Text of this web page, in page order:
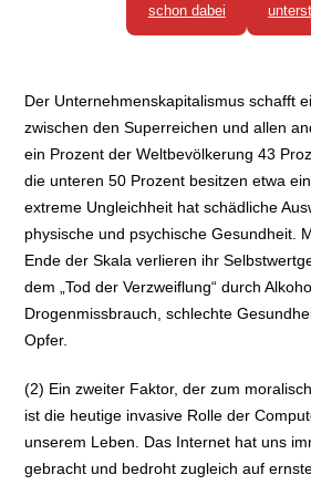
schon dabei
Der Unternehmenskapitalismus schafft
zwischen den Superreichen und allen
ein Prozent der Weltbevölkerung 43
die unteren 50 Prozent besitzen etwa
extreme Ungleichheit hat schädliche
physische und psychische Gesundheit.
Ende der Skala verlieren ihr
dem „Tod der Verzweiflung“ durch
Drogenmissbrauch, schlechte
Opfer.
(2) Ein zweiter Faktor, der zum
ist die heutige invasive Rolle der
unserem Leben. Das Internet hat uns
gebracht und bedroht zugleich auf